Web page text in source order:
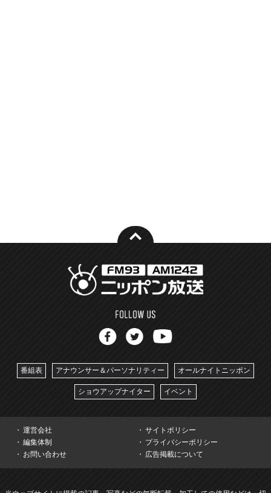
番組表 アナウンサー＆パーソナリティー オールナイトニッポン
ショウアップナイター イベント
運営会社
サイトポリシー
編集体制
プライバシーポリシー
お問い合わせ
広告掲載について